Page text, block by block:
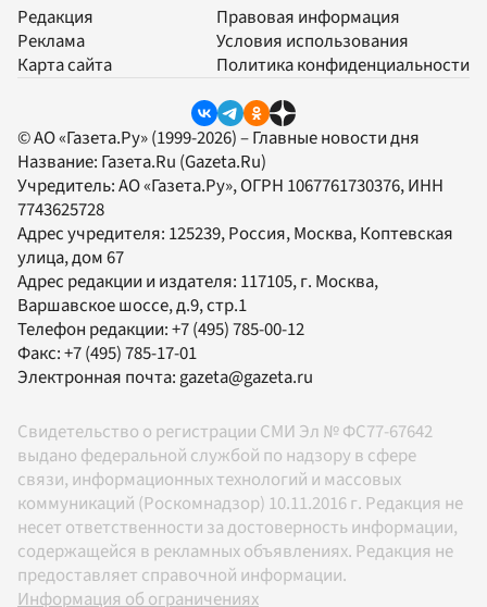
Редакция
Реклама
Карта сайта
Правовая информация
Условия использования
Политика конфиденциальности
© АО «Газета.Ру» (1999-2026) – Главные новости дня
Название: Газета.Ru (Gazeta.Ru)
Учредитель:АО «Газета.Ру», ОГРН 1067761730376, ИНН
7743625728
Адрес учредителя: 125239, Россия, Москва, Коптевская
улица, дом 67
Адрес редакции и издателя: 117105, г. Москва,
Варшавское шоссе, д.9, стр.1
Телефон редакции:+7 (495) 785-00-12
Факс:+7 (495) 785-17-01
Электронная почта: gazeta@gazeta.ru
Свидетельство о регистрации СМИ Эл № ФС77-67642
выдано федеральной службой по надзору в сфере
связи, информационных технологий и массовых
коммуникаций (Роскомнадзор) 10.11.2016 г. Редакция не
несет ответственности за достоверность информации,
содержащейся в рекламных объявлениях. Редакция не
предоставляет справочной информации.
Информация об ограничениях